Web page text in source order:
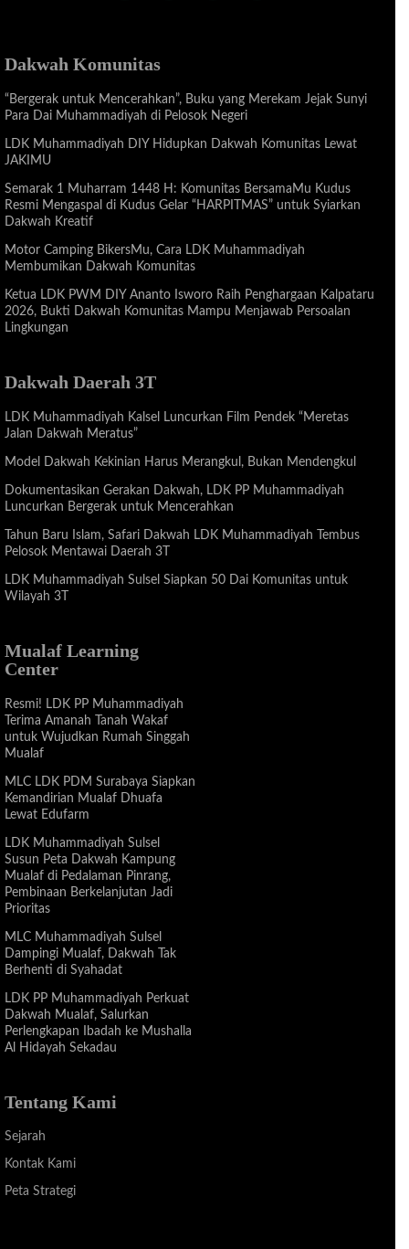
Dakwah Komunitas
“Bergerak untuk Mencerahkan”, Buku yang Merekam Jejak Sunyi
Para Dai Muhammadiyah di Pelosok Negeri
LDK Muhammadiyah DIY Hidupkan Dakwah Komunitas Lewat
JAKIMU
Semarak 1 Muharram 1448 H: Komunitas BersamaMu Kudus
Resmi Mengaspal di Kudus Gelar “HARPITMAS” untuk Syiarkan
Dakwah Kreatif
Motor Camping BikersMu, Cara LDK Muhammadiyah
Membumikan Dakwah Komunitas
Ketua LDK PWM DIY Ananto Isworo Raih Penghargaan Kalpataru
2026, Bukti Dakwah Komunitas Mampu Menjawab Persoalan
Lingkungan
Dakwah Daerah 3T
LDK Muhammadiyah Kalsel Luncurkan Film Pendek “Meretas
Jalan Dakwah Meratus”
Model Dakwah Kekinian Harus Merangkul, Bukan Mendengkul
Dokumentasikan Gerakan Dakwah, LDK PP Muhammadiyah
Luncurkan Bergerak untuk Mencerahkan
Tahun Baru Islam, Safari Dakwah LDK Muhammadiyah Tembus
Pelosok Mentawai Daerah 3T
LDK Muhammadiyah Sulsel Siapkan 50 Dai Komunitas untuk
Wilayah 3T
Mualaf Learning
Center
Resmi! LDK PP Muhammadiyah
Terima Amanah Tanah Wakaf
untuk Wujudkan Rumah Singgah
Mualaf
MLC LDK PDM Surabaya Siapkan
Kemandirian Mualaf Dhuafa
Lewat Edufarm
LDK Muhammadiyah Sulsel
Susun Peta Dakwah Kampung
Mualaf di Pedalaman Pinrang,
Pembinaan Berkelanjutan Jadi
Prioritas
MLC Muhammadiyah Sulsel
Dampingi Mualaf, Dakwah Tak
Berhenti di Syahadat
LDK PP Muhammadiyah Perkuat
Dakwah Mualaf, Salurkan
Perlengkapan Ibadah ke Mushalla
Al Hidayah Sekadau
Tentang Kami
Sejarah
Kontak Kami
Peta Strategi